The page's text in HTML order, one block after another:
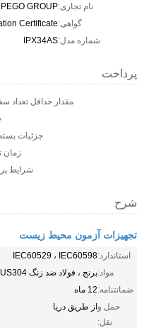
نام تجاری:PEGO GROUP
گواهی:Certificate
شماره مدل:IPX34AS
پرداخت
مقدار حداقل تعداد
جزئیات
زمان
شرایط
شرح
تجهیزات آزمون محیط زیست
استاندارد:IEC60529 ، IEC60598
مواد:برنج ، فولاد ضد زنگ SUS304
ضمانتنامه:12 ماه
حمل و
نقل:
از طریق دریا